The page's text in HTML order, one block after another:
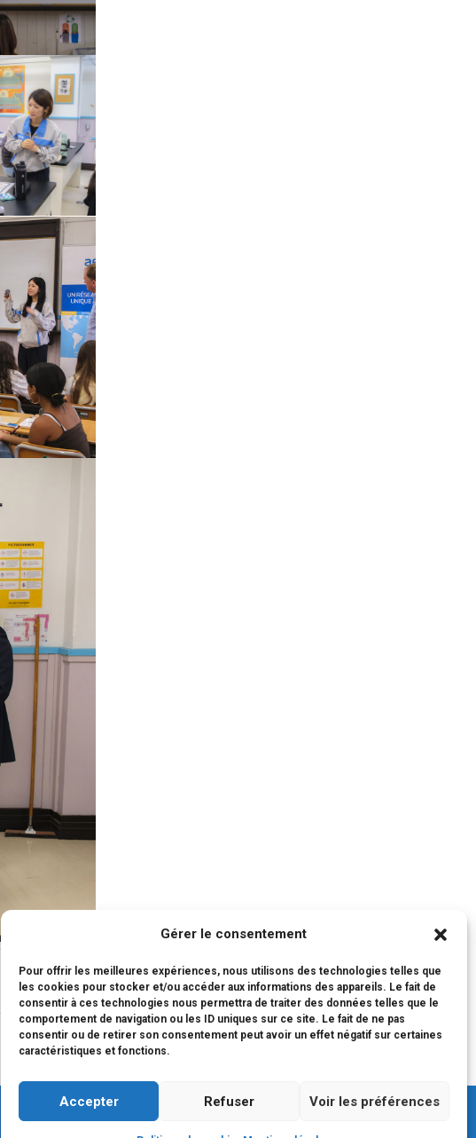
Gérer le consentement
Pour offrir les meilleures expériences, nous utilisons des technologies telles que
les cookies pour stocker et/ou accéder aux informations des appareils. Le fait de
consentir à ces technologies nous permettra de traiter des données telles que le
comportement de navigation ou les ID uniques sur ce site. Le fait de ne pas
consentir ou de retirer son consentement peut avoir un effet négatif sur certaines
caractéristiques et fonctions.
Accepter Refuser Voir les préférences